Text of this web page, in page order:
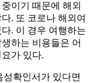
이기 때문에 해외
. 또 코로나 해외여
. 이 경우 여행하는
하는 비용들은 어
가 있다.
성확인서가 있다면